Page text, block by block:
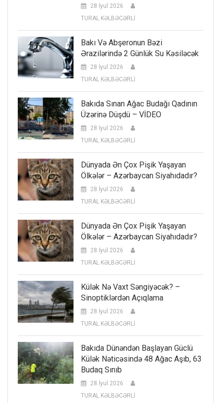
28 İyul 2026
TURAL KƏLBƏCƏRLİ
Bakı Və Abşeronun Bəzi
Ərazilərində 2 Günlük Su Kəsiləcək
28 İyul 2026
TURAL KƏLBƏCƏRLİ
Bakıda Sınan Ağac Budağı Qadının
Üzərinə Düşdü – VİDEO
28 İyul 2026
TURAL KƏLBƏCƏRLİ
Dünyada Ən Çox Pişik Yaşayan
Ölkələr – Azərbaycan Siyahıdadır?
28 İyul 2026
TURAL KƏLBƏCƏRLİ
Dünyada Ən Çox Pişik Yaşayan
Ölkələr – Azərbaycan Siyahıdadır?
28 İyul 2026
TURAL KƏLBƏCƏRLİ
Külək Nə Vaxt Səngiyəcək? –
Sinoptiklərdən Açıqlama
28 İyul 2026
TURAL KƏLBƏCƏRLİ
Bakıda Dünəndən Başlayan Güclü
Külək Nəticəsində 48 Ağac Aşıb, 63
Budaq Sınıb
28 İyul 2026
TURAL KƏLBƏCƏRLİ